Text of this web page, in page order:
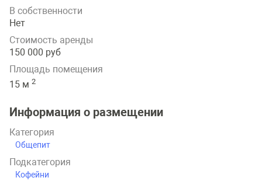
В собственности
Нет
Стоимость аренды
150 000 руб
Площадь помещения
15 м 2
Информация о размещении
Категория
Общепит
Подкатегория
Кофейни